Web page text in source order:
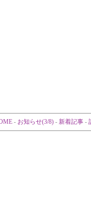
- お知らせ(3/8)- 新着記事-